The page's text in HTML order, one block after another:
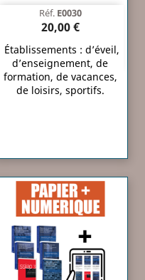
Réf. E0030
20,00 €
Établissements : d’éveil,
d’enseignement, de
formation, de vacances,
de loisirs, sportifs.